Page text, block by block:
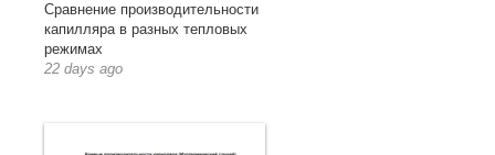
Сравнение производительности
капилляра в разных тепловых
режимах
22 days ago